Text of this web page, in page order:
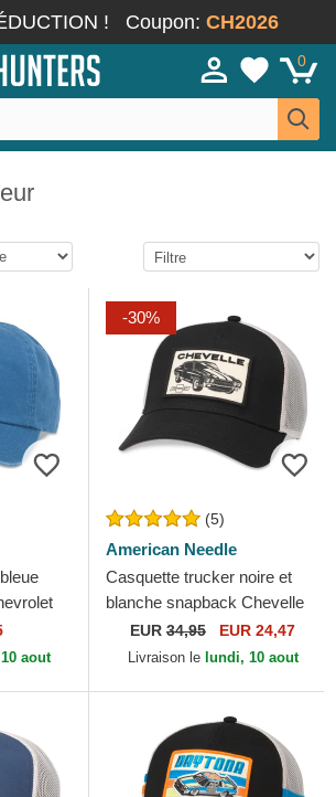
! Coupon: CH2026
0
aout
-30%
(5)
American Needle
Casquette trucker noire et
blanche snapback Chevelle
by Chevrolet Valin American
Needle
EUR 34,95 EUR 24,47
Livraison le lundi, 10 aout